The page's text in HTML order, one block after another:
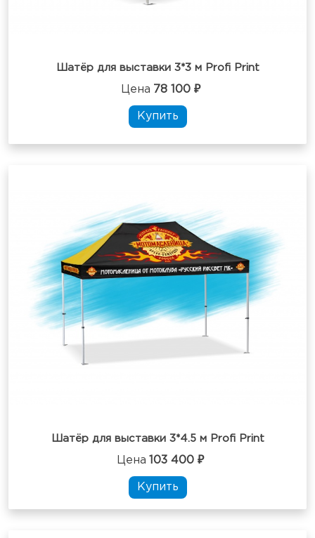
Шатёр для выставки 3*3 м Profi Print
Цена 78 100 ₽
Купить
Шатёр для выставки 3*4.5 м Profi Print
Цена 103 400 ₽
Купить